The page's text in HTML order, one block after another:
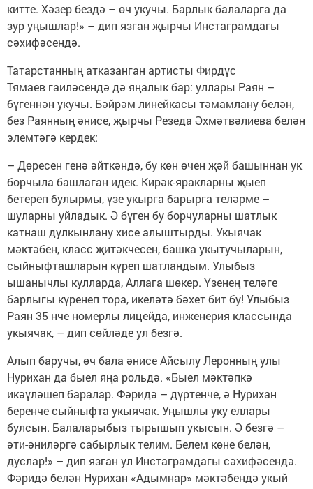
китте. Хәзер бездә – өч укучы. Барлык балаларга да
зур уңышлар!» – дип язган җырчы Инстаграмдагы
сәхифәсендә.
Татарстанның атказанган артисты Фирдүс
Тямаев гаиләсендә дә яңалык бар: уллары Раян –
бүгеннән укучы. Бәйрәм линейкасы тәмамлану белән,
без Раянның әнисе, җырчы Резеда Әхмәтвәлиева белән
элемтәгә кердек:
– Дөресен генә әйткәндә, бу көн өчен җәй башыннан ук
борчыла башлаган идек. Кирәк-яракларны җыеп
бетереп булырмы, үзе укырга барырга теләрме –
шуларны уйладык. Ә бүген бу борчуларны шатлык
катнаш дулкынлану хисе алыштырды. Укыячак
мәктәбен, класс җитәкчесен, башка укытучыларын,
сыйныфташларын күреп шатландым. Улыбыз
ышанычлы кулларда, Аллага шөкер. Үзенең теләге
барлыгы күренеп тора, икеләтә бәхет бит бу! Улыбыз
Раян 35 нче номерлы лицейда, инженерия классында
укыячак, – дип сөйләде ул безгә.
Алып баручы, өч бала әнисе Айсылу Леронның улы
Нурихан да быел яңа рольдә. «Быел мәктәпкә
икәүләшеп баралар. Фәридә – дүртенче, ә Нурихан
беренче сыйныфта укыячак. Уңышлы уку еллары
булсын. Балаларыбыз тырышып укысын. Ә безгә –
әти-әниләргә сабырлык телим. Белем көне белән,
дуслар!» – дип язган ул Инстаграмдагы сәхифәсендә.
Фәридә белән Нурихан «Адымнар» мәктәбендә укый